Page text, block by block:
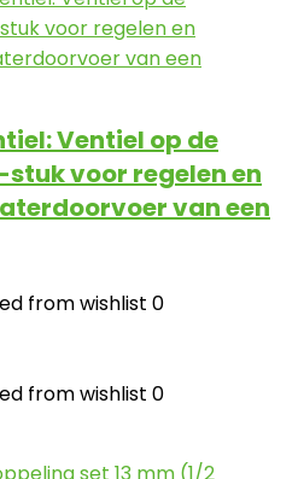
Ventiel op de
voor regelen en
van een
from wishlist 0
from wishlist 0